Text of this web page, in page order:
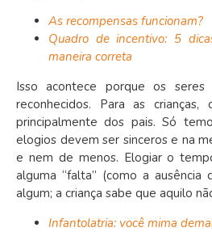
As recompensas funcionam?
Quadro de incentivo: 5
maneira correta
Isso acontece porque os seres
reconhecidos. Para as crianças,
principalmente dos pais. Só
elogios devem ser sinceros e na
e nem de menos. Elogiar o
alguma “falta” (como a
algum; a criança sabe que aquilo
Infantolatria: você mima